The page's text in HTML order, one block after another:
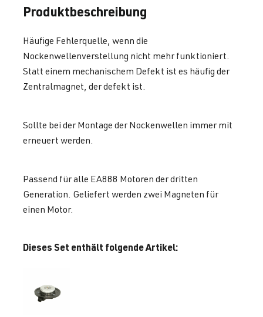
Produktbeschreibung
Häufige Fehlerquelle, wenn die
Nockenwellenverstellung nicht mehr funktioniert.
Statt einem mechanischem Defekt ist es häufig der
Zentralmagnet, der defekt ist.
Sollte bei der Montage der Nockenwellen immer mit
erneuert werden.
Passend für alle EA888 Motoren der dritten
Generation. Geliefert werden zwei Magneten für
einen Motor.
Dieses Set enthält folgende Artikel: